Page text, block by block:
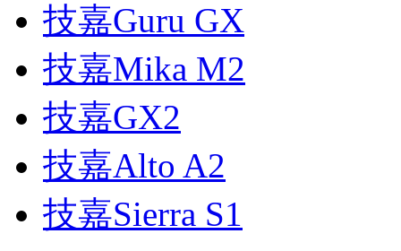
技嘉Guru GX
技嘉Mika M2
技嘉GX2
技嘉Alto A2
技嘉Sierra S1